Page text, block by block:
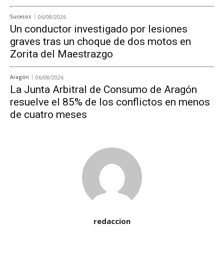
Sucesos 06/08/2026
Un conductor investigado por lesiones
graves tras un choque de dos motos en
Zorita del Maestrazgo
Aragón 06/08/2026
La Junta Arbitral de Consumo de Aragón
resuelve el 85% de los conflictos en menos
de cuatro meses
redaccion